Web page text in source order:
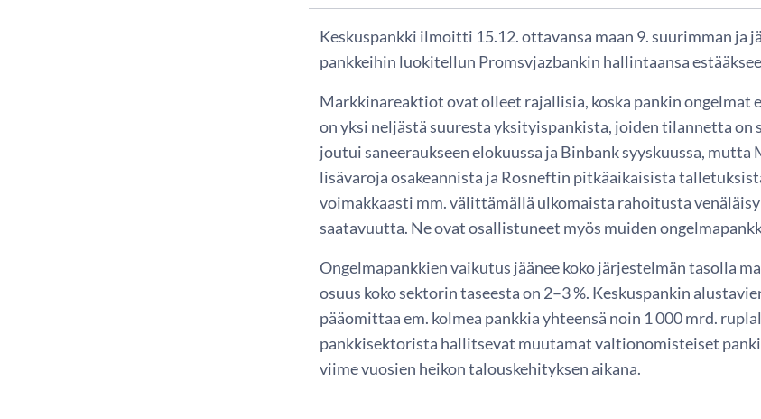
Keskuspankki ilmoitti 15.12. ottavansa maan 9. suurimman ja
pankkeihin luokitellun Promsvjazbankin hallintaansa
Markkinareaktiot ovat olleet rajallisia, koska pankin ongelmat
on yksi neljästä suuresta yksityispankista, joiden tilannetta
joutui saneeraukseen elokuussa ja Binbank syyskuussa, mutta
lisävaroja osakeannista ja Rosneftin pitkäaikaisista
voimakkaasti mm. välittämällä ulkomaista rahoitusta
saatavuutta. Ne ovat osallistuneet myös muiden
Ongelmapankkien vaikutus jäänee koko järjestelmän tasolla
osuus koko sektorin taseesta on 2–3 %. Keskuspankin
pääomittaa em. kolmea pankkia yhteensä noin 1 000 mrd.
pankkisektorista hallitsevat muutamat valtionomisteiset
viime vuosien heikon talouskehityksen aikana.